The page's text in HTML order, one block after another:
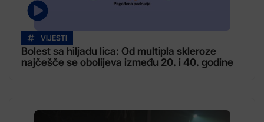
VIJESTI
Bolest sa hiljadu lica: Od multipla skleroze
najčešče se obolijeva između 20. i 40. godine